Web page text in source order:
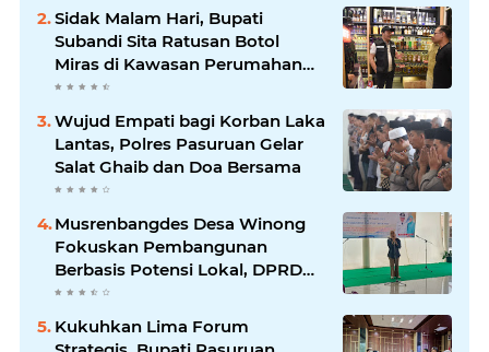
Sidak Malam Hari, Bupati
Subandi Sita Ratusan Botol
Miras di Kawasan Perumahan
Sidoarjo
Wujud Empati bagi Korban Laka
Lantas, Polres Pasuruan Gelar
Salat Ghaib dan Doa Bersama
Musrenbangdes Desa Winong
Fokuskan Pembangunan
Berbasis Potensi Lokal, DPRD
Optimistis Meski Dihantam
Efisiensi Anggaran
Kukuhkan Lima Forum